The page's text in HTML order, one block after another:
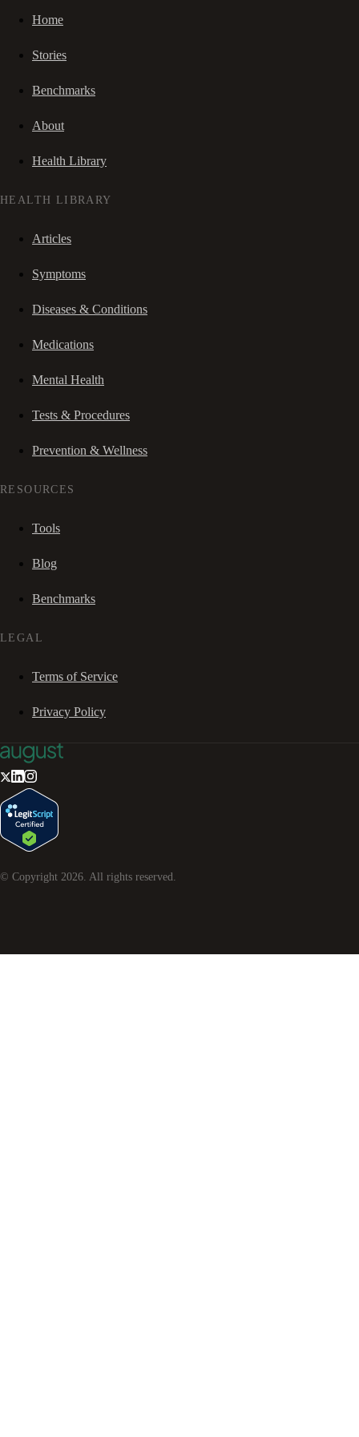
Home
Stories
Benchmarks
About
Health Library
HEALTH LIBRARY
Articles
Symptoms
Diseases & Conditions
Medications
Mental Health
Tests & Procedures
Prevention & Wellness
RESOURCES
Tools
Blog
Benchmarks
LEGAL
Terms of Service
Privacy Policy
© Copyright 2026 . All rights reserved.